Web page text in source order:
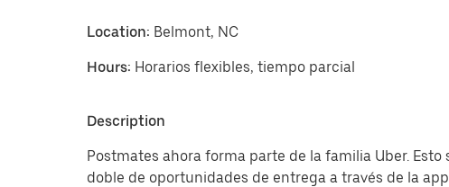
Location: Belmont, NC
Hours: Horarios flexibles, tiempo parcial
Description
Postmates ahora forma parte de la familia Uber.
doble de oportunidades de entrega a través de la